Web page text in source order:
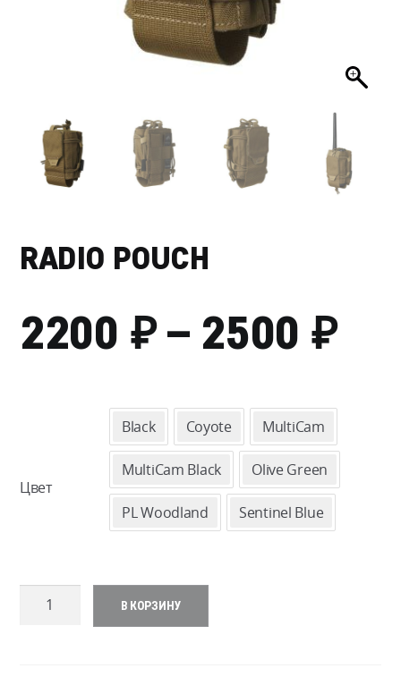
RADIO POUCH
2200 ₽– 2500 ₽
–
Цвет
Black Coyote MultiCam
MultiCam Black Olive Green
PL Woodland Sentinel Blue
Количество
В КОРЗИНУ